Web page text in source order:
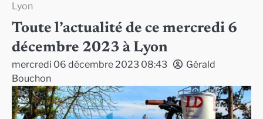
Lyon
Toute l’actualité de ce mercredi 6
décembre 2023 à Lyon
mercredi 06 décembre 2023 08:43
Gérald
Bouchon